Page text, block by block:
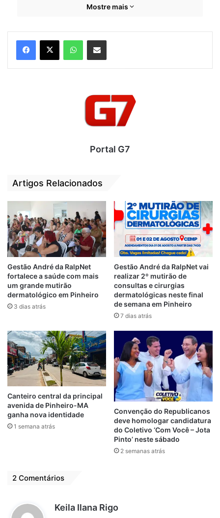
Após denúncia, o PortalG7apurou que
somente nesta última segunda-feira (22),
dez professores concursados, alguns com
mais de 25 anos de prestação de serviço na
rede municipal de ensino, tiveram portarias
emitas pela pasta da Educação, com aviso
de realocação da sede para os povoados de
Vila Bela, Fazenda Nova, Cajazeiras, Centro
dos Pinacos, Toari e Patrício, todos com
difícil acesso, principalmente a noite,
horário que os educadores terão que
desempenhar suas funções.
Mostre mais
Portal G7
Artigos Relacionados
Gestão André da RalpNet
fortalece a saúde com mais
um grande mutirão
dermatológico em Pinheiro
3 dias atrás
Gestão André da RalpNet vai
realizar 2º mutirão de
consultas e cirurgias
dermatológicas neste final
de semana em Pinheiro
7 dias atrás
Canteiro central da principal
avenida de Pinheiro-MA
ganha nova identidade
1 semana atrás
Convenção do Republicanos
deve homologar candidatura
do Coletivo ‘Com Você – Jota
Pinto’ neste sábado
2 semanas atrás
2 Comentários
Keila Ilana Rigo